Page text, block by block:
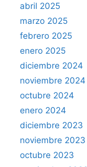
abril 2025
marzo 2025
febrero 2025
enero 2025
diciembre 2024
noviembre 2024
octubre 2024
enero 2024
diciembre 2023
noviembre 2023
octubre 2023